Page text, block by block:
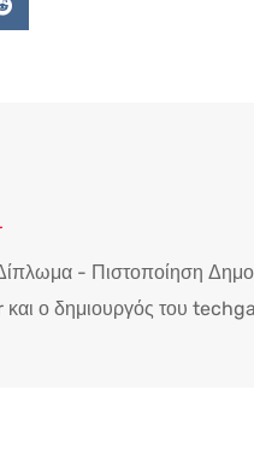
Reddit
- Πιστοποίηση
ο δημιουργός του